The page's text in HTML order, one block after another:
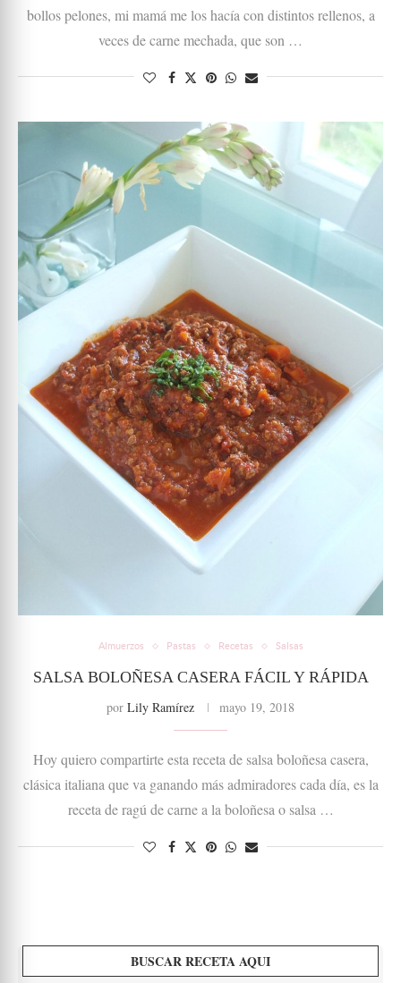
bollos pelones, mi mamá me los hacía con distintos rellenos, a
veces de carne mechada, que son …
Almuerzos Pastas Recetas Salsas
SALSA BOLOÑESA CASERA FÁCIL Y RÁPIDA
por Lily Ramírez mayo 19, 2018
Hoy quiero compartirte esta receta de salsa boloñesa casera,
clásica italiana que va ganando más admiradores cada día, es la
receta de ragú de carne a la boloñesa o salsa …
BUSCAR RECETA AQUI